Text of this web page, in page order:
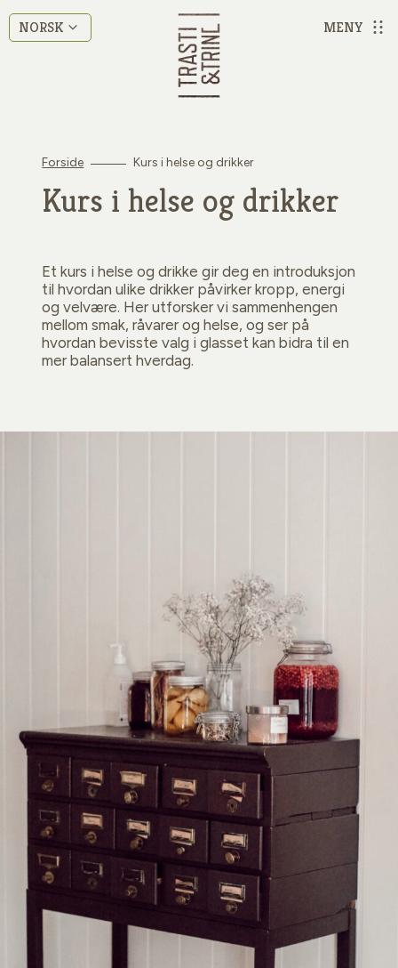
NORSK MENY
Forside Kurs i helse og drikker
Kurs i helse og drikker
Et kurs i helse og drikke gir deg en introduksjon
til hvordan ulike drikker påvirker kropp, energi
og velvære. Her utforsker vi sammenhengen
mellom smak, råvarer og helse, og ser på
hvordan bevisste valg i glasset kan bidra til en
mer balansert hverdag.